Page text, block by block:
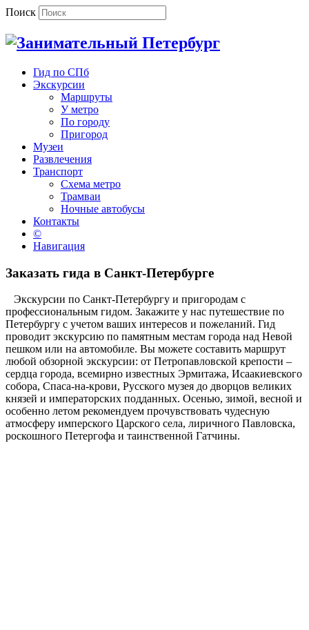
Поиск
Гид по СПб
Экскурсии
Маршруты
У метро
По городу
Пригород
Музеи
Развлечения
Транспорт
Схема метро
Трамваи
Ночные автобусы
Контакты
©
Навигация
Заказать гида в Санкт-Петербурге
Экскурсии по Санкт-Петербургу и пригородам с
профессиональным гидом. Закажите у нас путешествие по
Петербургу с учетом ваших интересов и пожеланий. Гид
проводит экскурсию по памятным местам города над Невой
пешком или на автомобиле. Вы можете составить маршрут
любой обзорной экскурсии: от Петропавловской крепости –
сердца города, всемирно известных Эрмитажа, Исаакиевского
собора, Спаса-на-крови, Русского музея до дворцов великих
князей и императорских подданных. Осенью, зимой, весной и
особенно летом рекомендуем прочувствовать чудесную
атмосферу имперского Царского села, лиричного Павловска,
роскошного Петергофа и таинственной Гатчины.